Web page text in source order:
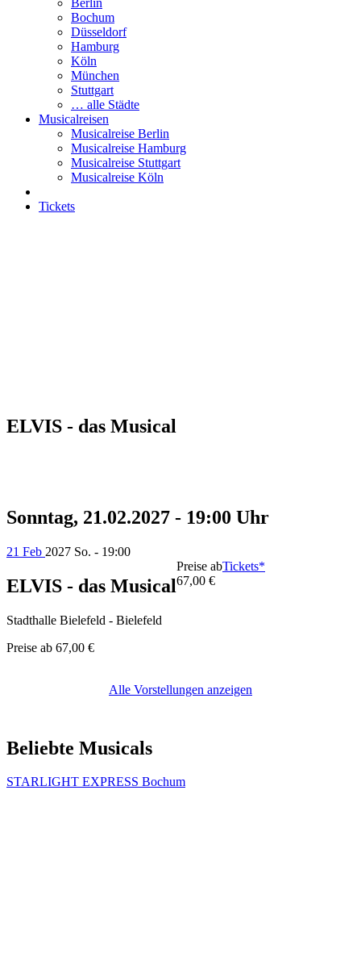
Berlin
Bochum
Düsseldorf
Hamburg
Köln
München
Stuttgart
… alle Städte
Musicalreisen
Musicalreise Berlin
Musicalreise Hamburg
Musicalreise Stuttgart
Musicalreise Köln
Tickets
ELVIS - das Musical
Sonntag, 21.02.2027 - 19:00 Uhr
21 Feb 2027 So. - 19:00
ELVIS - das Musical
Stadthalle Bielefeld - Bielefeld
Preise ab 67,00 €
Preise ab
67,00 €
Tickets*
Alle Vorstellungen anzeigen
Beliebte Musicals
STARLIGHT EXPRESS Bochum